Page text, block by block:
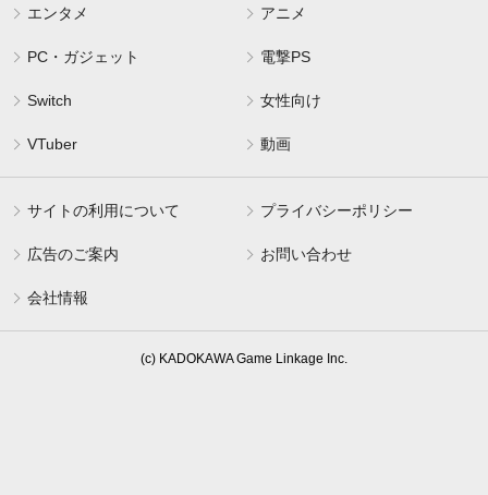
エンタメ アニメ
PC・ガジェット 電撃PS
Switch 女性向け
VTuber 動画
サイトの利用について プライバシーポリシー
広告のご案内 お問い合わせ
会社情報
(c) KADOKAWA Game Linkage Inc.